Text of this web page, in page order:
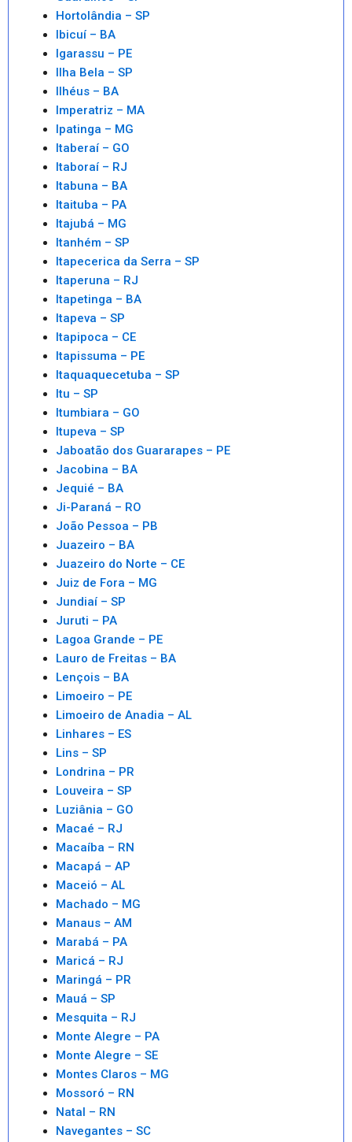
Hortolândia – SP
Ibicuí – BA
Igarassu – PE
Ilha Bela – SP
Ilhéus – BA
Imperatriz – MA
Ipatinga – MG
Itaberaí – GO
Itaboraí – RJ
Itabuna – BA
Itaituba – PA
Itajubá – MG
Itanhém – SP
Itapecerica da Serra – SP
Itaperuna – RJ
Itapetinga – BA
Itapeva – SP
Itapipoca – CE
Itapissuma – PE
Itaquaquecetuba – SP
Itu – SP
Itumbiara – GO
Itupeva – SP
Jaboatão dos Guararapes – PE
Jacobina – BA
Jequié – BA
Ji-Paraná – RO
João Pessoa – PB
Juazeiro – BA
Juazeiro do Norte – CE
Juiz de Fora – MG
Jundiaí – SP
Juruti – PA
Lagoa Grande – PE
Lauro de Freitas – BA
Lençois – BA
Limoeiro – PE
Limoeiro de Anadia – AL
Linhares – ES
Lins – SP
Londrina – PR
Louveira – SP
Luziânia – GO
Macaé – RJ
Macaíba – RN
Macapá – AP
Maceió – AL
Machado – MG
Manaus – AM
Marabá – PA
Maricá – RJ
Maringá – PR
Mauá – SP
Mesquita – RJ
Monte Alegre – PA
Monte Alegre – SE
Montes Claros – MG
Mossoró – RN
Natal – RN
Navegantes – SC